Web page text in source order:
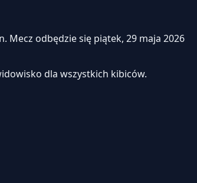
Mecz odbędzie się piątek, 29 maja 2026
dla wszystkich kibiców.